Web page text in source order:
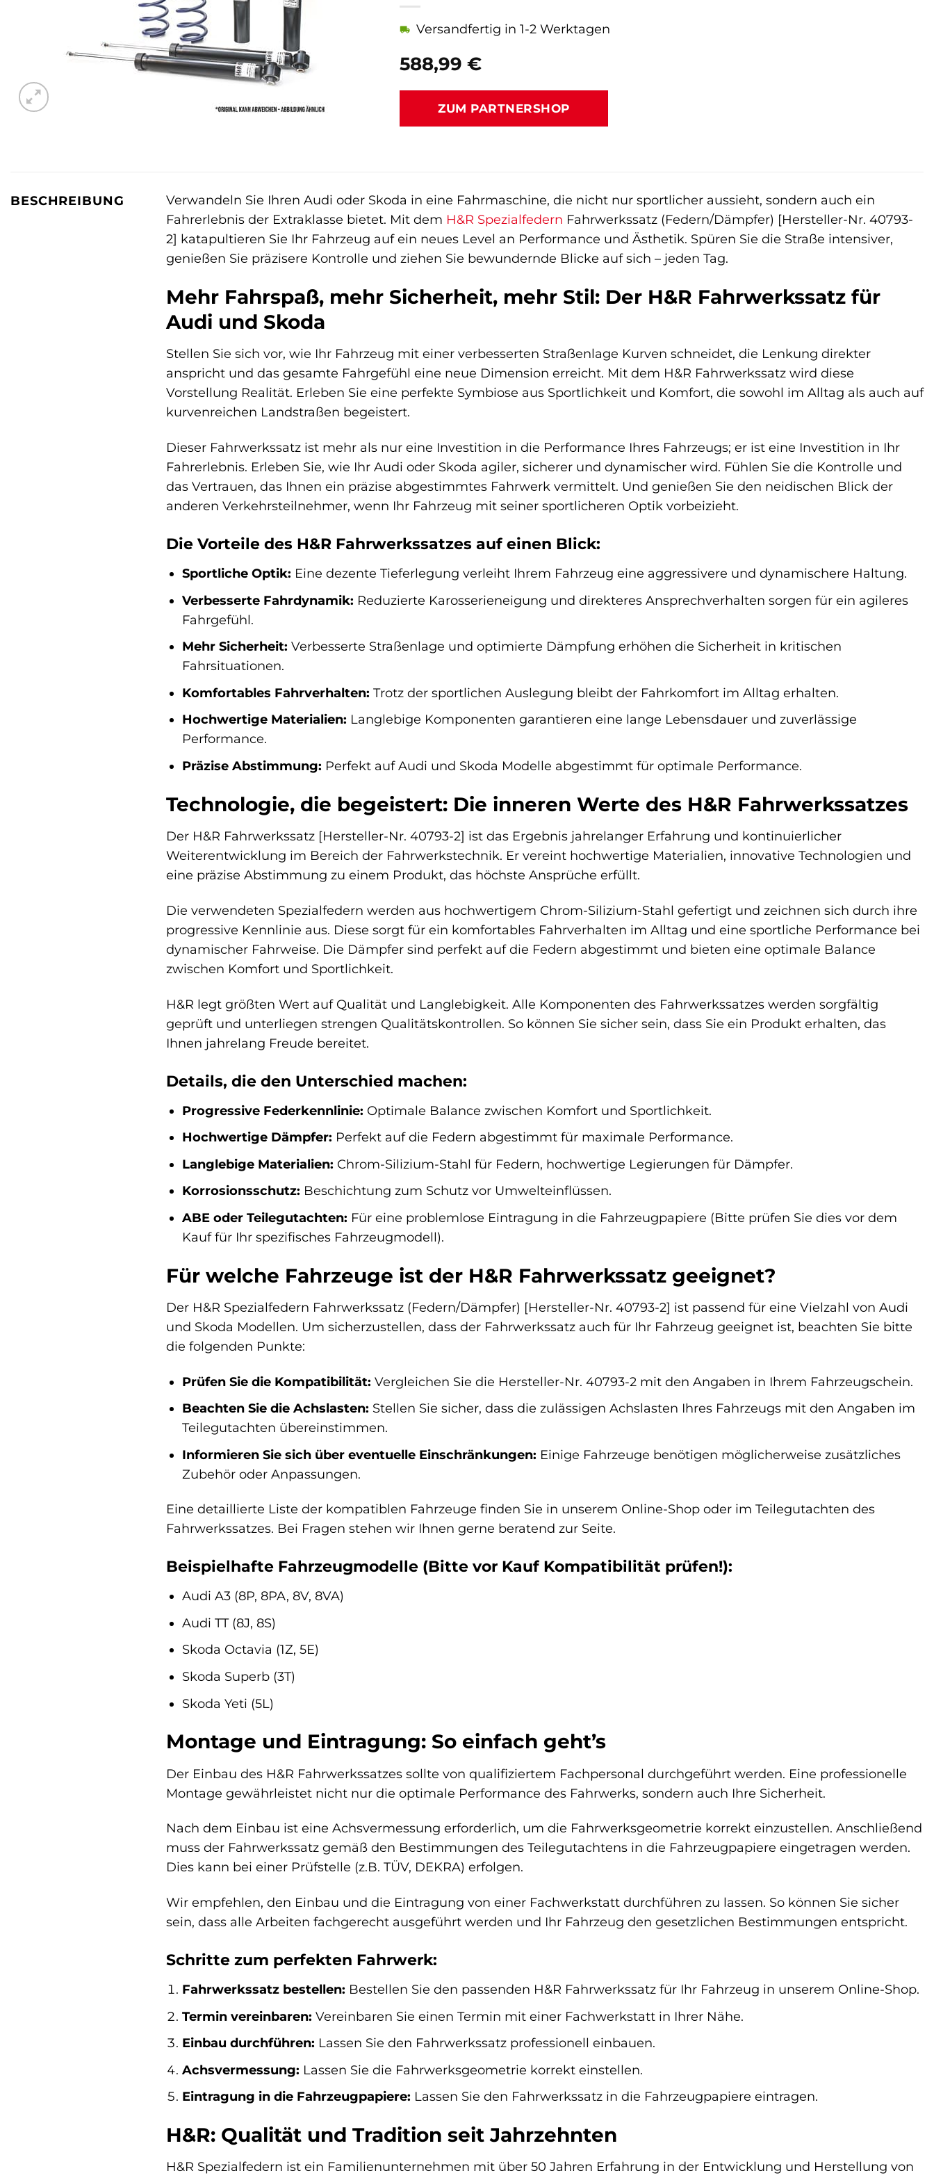
588,99 €
Versandfertig in 1-2 Werktagen
ZUM PARTNERSHOP
BESCHREIBUNG
Verwandeln Sie Ihren Audi oder Skoda in eine Fahrmaschine, die nicht nur sportlicher aussieht, sondern auch ein
Fahrerlebnis der Extraklasse bietet. Mit dem H&R Spezialfedern Fahrwerkssatz (Federn/Dämpfer) [Hersteller-Nr. 40793-
2] katapultieren Sie Ihr Fahrzeug auf ein neues Level an Performance und Ästhetik. Spüren Sie die Straße intensiver,
genießen Sie präzisere Kontrolle und ziehen Sie bewundernde Blicke auf sich – jeden Tag.
Mehr Fahrspaß, mehr Sicherheit, mehr Stil: Der H&R Fahrwerkssatz für
Audi und Skoda
Stellen Sie sich vor, wie Ihr Fahrzeug mit einer verbesserten Straßenlage Kurven schneidet, die Lenkung direkter
anspricht und das gesamte Fahrgefühl eine neue Dimension erreicht. Mit dem H&R Fahrwerkssatz wird diese
Vorstellung Realität. Erleben Sie eine perfekte Symbiose aus Sportlichkeit und Komfort, die sowohl im Alltag als auch auf
kurvenreichen Landstraßen begeistert.
Dieser Fahrwerkssatz ist mehr als nur eine Investition in die Performance Ihres Fahrzeugs; er ist eine Investition in Ihr
Fahrerlebnis. Erleben Sie, wie Ihr Audi oder Skoda agiler, sicherer und dynamischer wird. Fühlen Sie die Kontrolle und
das Vertrauen, das Ihnen ein präzise abgestimmtes Fahrwerk vermittelt. Und genießen Sie den neidischen Blick der
anderen Verkehrsteilnehmer, wenn Ihr Fahrzeug mit seiner sportlicheren Optik vorbeizieht.
Die Vorteile des H&R Fahrwerkssatzes auf einen Blick:
Sportliche Optik: Eine dezente Tieferlegung verleiht Ihrem Fahrzeug eine aggressivere und dynamischere Haltung.
Verbesserte Fahrdynamik: Reduzierte Karosserieneigung und direkteres Ansprechverhalten sorgen für ein agileres
Fahrgefühl.
Mehr Sicherheit: Verbesserte Straßenlage und optimierte Dämpfung erhöhen die Sicherheit in kritischen
Fahrsituationen.
Komfortables Fahrverhalten: Trotz der sportlichen Auslegung bleibt der Fahrkomfort im Alltag erhalten.
Hochwertige Materialien: Langlebige Komponenten garantieren eine lange Lebensdauer und zuverlässige
Performance.
Präzise Abstimmung: Perfekt auf Audi und Skoda Modelle abgestimmt für optimale Performance.
Technologie, die begeistert: Die inneren Werte des H&R Fahrwerkssatzes
Der H&R Fahrwerkssatz [Hersteller-Nr. 40793-2] ist das Ergebnis jahrelanger Erfahrung und kontinuierlicher
Weiterentwicklung im Bereich der Fahrwerkstechnik. Er vereint hochwertige Materialien, innovative Technologien und
eine präzise Abstimmung zu einem Produkt, das höchste Ansprüche erfüllt.
Die verwendeten Spezialfedern werden aus hochwertigem Chrom-Silizium-Stahl gefertigt und zeichnen sich durch ihre
progressive Kennlinie aus. Diese sorgt für ein komfortables Fahrverhalten im Alltag und eine sportliche Performance bei
dynamischer Fahrweise. Die Dämpfer sind perfekt auf die Federn abgestimmt und bieten eine optimale Balance
zwischen Komfort und Sportlichkeit.
H&R legt größten Wert auf Qualität und Langlebigkeit. Alle Komponenten des Fahrwerkssatzes werden sorgfältig
geprüft und unterliegen strengen Qualitätskontrollen. So können Sie sicher sein, dass Sie ein Produkt erhalten, das
Ihnen jahrelang Freude bereitet.
Details, die den Unterschied machen:
Progressive Federkennlinie: Optimale Balance zwischen Komfort und Sportlichkeit.
Hochwertige Dämpfer: Perfekt auf die Federn abgestimmt für maximale Performance.
Langlebige Materialien: Chrom-Silizium-Stahl für Federn, hochwertige Legierungen für Dämpfer.
Korrosionsschutz: Beschichtung zum Schutz vor Umwelteinflüssen.
ABE oder Teilegutachten: Für eine problemlose Eintragung in die Fahrzeugpapiere (Bitte prüfen Sie dies vor dem
Kauf für Ihr spezifisches Fahrzeugmodell).
Für welche Fahrzeuge ist der H&R Fahrwerkssatz geeignet?
Der H&R Spezialfedern Fahrwerkssatz (Federn/Dämpfer) [Hersteller-Nr. 40793-2] ist passend für eine Vielzahl von Audi
und Skoda Modellen. Um sicherzustellen, dass der Fahrwerkssatz auch für Ihr Fahrzeug geeignet ist, beachten Sie bitte
die folgenden Punkte:
Prüfen Sie die Kompatibilität: Vergleichen Sie die Hersteller-Nr. 40793-2 mit den Angaben in Ihrem Fahrzeugschein.
Beachten Sie die Achslasten: Stellen Sie sicher, dass die zulässigen Achslasten Ihres Fahrzeugs mit den Angaben im
Teilegutachten übereinstimmen.
Informieren Sie sich über eventuelle Einschränkungen: Einige Fahrzeuge benötigen möglicherweise zusätzliches
Zubehör oder Anpassungen.
Eine detaillierte Liste der kompatiblen Fahrzeuge finden Sie in unserem Online-Shop oder im Teilegutachten des
Fahrwerkssatzes. Bei Fragen stehen wir Ihnen gerne beratend zur Seite.
Beispielhafte Fahrzeugmodelle (Bitte vor Kauf Kompatibilität prüfen!):
Audi A3 (8P, 8PA, 8V, 8VA)
Audi TT (8J, 8S)
Skoda Octavia (1Z, 5E)
Skoda Superb (3T)
Skoda Yeti (5L)
Montage und Eintragung: So einfach geht’s
Der Einbau des H&R Fahrwerkssatzes sollte von qualifiziertem Fachpersonal durchgeführt werden. Eine professionelle
Montage gewährleistet nicht nur die optimale Performance des Fahrwerks, sondern auch Ihre Sicherheit.
Nach dem Einbau ist eine Achsvermessung erforderlich, um die Fahrwerksgeometrie korrekt einzustellen. Anschließend
muss der Fahrwerkssatz gemäß den Bestimmungen des Teilegutachtens in die Fahrzeugpapiere eingetragen werden.
Dies kann bei einer Prüfstelle (z.B. TÜV, DEKRA) erfolgen.
Wir empfehlen, den Einbau und die Eintragung von einer Fachwerkstatt durchführen zu lassen. So können Sie sicher
sein, dass alle Arbeiten fachgerecht ausgeführt werden und Ihr Fahrzeug den gesetzlichen Bestimmungen entspricht.
Schritte zum perfekten Fahrwerk:
Fahrwerkssatz bestellen: Bestellen Sie den passenden H&R Fahrwerkssatz für Ihr Fahrzeug in unserem Online-Shop.
Termin vereinbaren: Vereinbaren Sie einen Termin mit einer Fachwerkstatt in Ihrer Nähe.
Einbau durchführen: Lassen Sie den Fahrwerkssatz professionell einbauen.
Achsvermessung: Lassen Sie die Fahrwerksgeometrie korrekt einstellen.
Eintragung in die Fahrzeugpapiere: Lassen Sie den Fahrwerkssatz in die Fahrzeugpapiere eintragen.
H&R: Qualität und Tradition seit Jahrzehnten
H&R Spezialfedern ist ein Familienunternehmen mit über 50 Jahren Erfahrung in der Entwicklung und Herstellung von